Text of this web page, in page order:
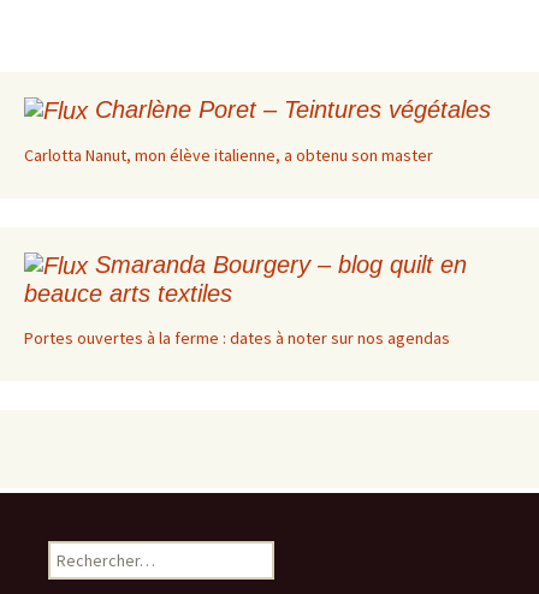
Charlène Poret – Teintures végétales
Carlotta Nanut, mon élève italienne, a obtenu son master
Smaranda Bourgery – blog quilt en
beauce arts textiles
Portes ouvertes à la ferme : dates à noter sur nos agendas
Rechercher :